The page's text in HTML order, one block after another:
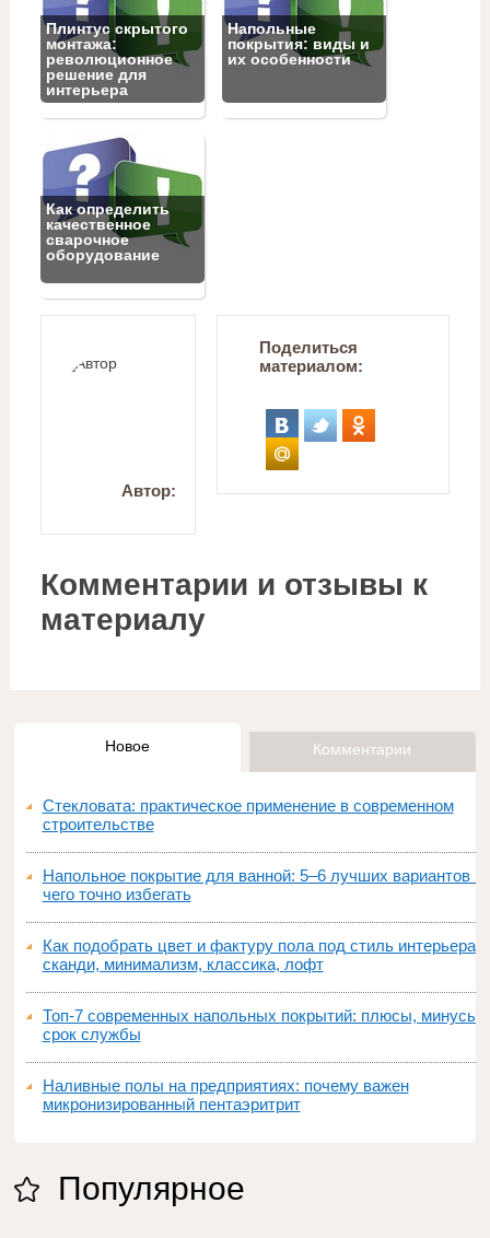
Плинтус скрытого
монтажа:
революционное
решение для
интерьера
Напольные
покрытия: виды и
их особенности
Как определить
качественное
сварочное
оборудование
Автор:
Поделиться
материалом:
Комментарии и отзывы к
материалу
Новое Комментарии
Стекловата: практическое применение в современном
строительстве
Напольное покрытие для ванной: 5–6 лучших вариантов и
чего точно избегать
Как подобрать цвет и фактуру пола под стиль интерьера:
сканди, минимализм, классика, лофт
Топ‑7 современных напольных покрытий: плюсы, минусы,
срок службы
Наливные полы на предприятиях: почему важен
микронизированный пентаэритрит
Популярное